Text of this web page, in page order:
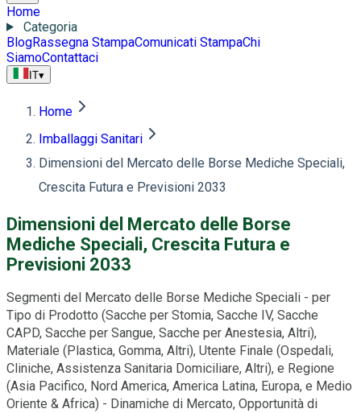
Home
Categoria
BlogRassegna StampaComunicati StampaChi
SiamoContattaci
IT▾
Home
Imballaggi Sanitari
Dimensioni del Mercato delle Borse Mediche Speciali,
Crescita Futura e Previsioni 2033
Dimensioni del Mercato delle Borse
Mediche Speciali, Crescita Futura e
Previsioni 2033
Segmenti del Mercato delle Borse Mediche Speciali - per
Tipo di Prodotto (Sacche per Stomia, Sacche IV, Sacche
CAPD, Sacche per Sangue, Sacche per Anestesia, Altri),
Materiale (Plastica, Gomma, Altri), Utente Finale (Ospedali,
Cliniche, Assistenza Sanitaria Domiciliare, Altri), e Regione
(Asia Pacifico, Nord America, America Latina, Europa, e Medio
Oriente & Africa) - Dinamiche di Mercato, Opportunità di